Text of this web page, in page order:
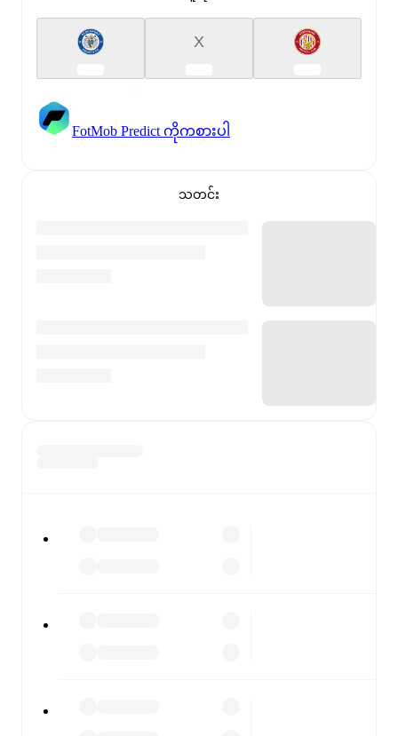
X
FotMob Predict ကိုကစားပါ
သတင်း